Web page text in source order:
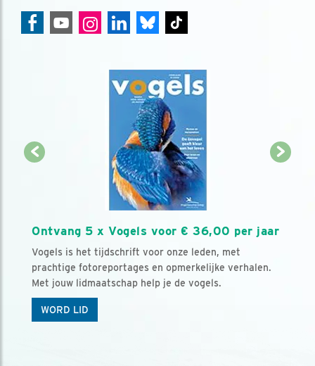
Ontvang 5 x Vogels voor € 36,00 per jaar
Vogels is het tijdschrift voor onze leden, met
prachtige fotoreportages en opmerkelijke verhalen.
Met jouw lidmaatschap help je de vogels.
WORD LID